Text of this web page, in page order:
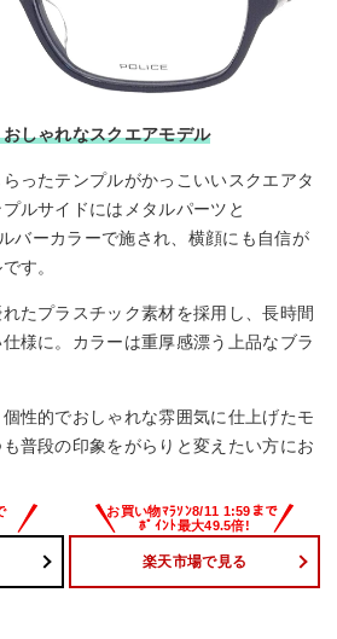
しゃれなスクエアモデル
ったテンプルがかっこいいスクエアタ
ルサイドにはメタルパーツと
バーカラーで施され、横顔にも自信が
す。
たプラスチック素材を採用し、長時間
様に。カラーは重厚感漂う上品なブラ
性的でおしゃれな雰囲気に仕上げたモ
普段の印象をがらりと変えたい方にお
楽天市場で見る